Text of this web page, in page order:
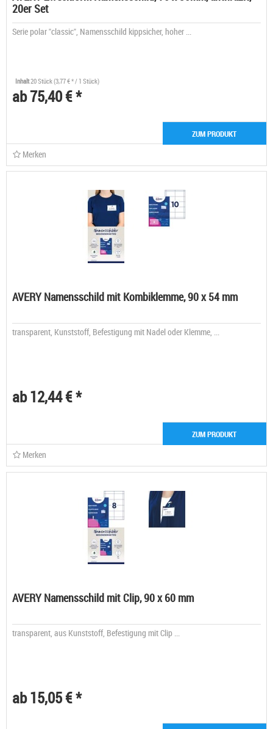
20er Set
Serie polar "classic", Namensschild kippsicher, hoher ...
Inhalt20 Stück(3,77 € * / 1 Stück)
ab 75,40 € *
ZUM PRODUKT
Merken
AVERY Namensschild mit Kombiklemme, 90 x 54 mm
transparent, Kunststoff, Befestigung mit Nadel oder Klemme, ...
ab 12,44 € *
ZUM PRODUKT
Merken
AVERY Namensschild mit Clip, 90 x 60 mm
transparent, aus Kunststoff, Befestigung mit Clip ...
ab 15,05 € *